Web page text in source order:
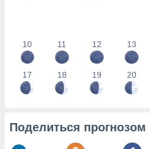
10 11 12 13
17 18 19 20
Поделиться прогнозом